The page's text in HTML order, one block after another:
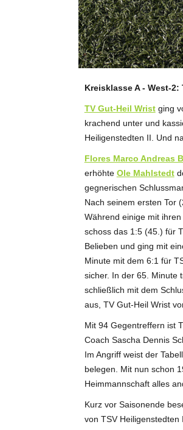
Kreisklasse A - West-
TV Gut-Heil Wristging
krachend unter und
Heiligenstedten II. Und
Flores Marco Andreas
erhöhte Ole Mahlstedt
gegnerischen
Nach seinem ersten Tor
Während einige mit
schoss das 1:5 (45.) für
Belieben und ging mit
Minute mit dem 6:1 für
sicher. In der 65. Minute
schließlich mit dem
aus, TV Gut-Heil Wrist
Mit 94 Gegentreffern ist
Coach Sascha Dennis
Im Angriff weist der
belegen. Mit nun schon
Heimmannschaft alles
Kurz vor Saisonende
von TSV